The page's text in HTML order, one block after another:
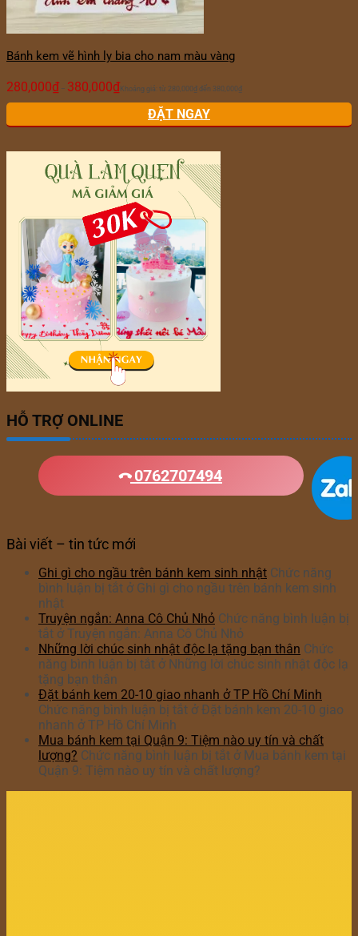
Bánh kem vẽ hình ly bia cho nam màu vàng
280,000₫ – 380,000₫ Khoảng giá: từ 280,000₫ đến 380,000₫
ĐẶT NGAY
HỖ TRỢ ONLINE
0762707494
Bài viết – tin tức mới
Ghi gì cho ngầu trên bánh kem sinh nhật Chức năng
bình luận bị tắt ở Ghi gì cho ngầu trên bánh kem sinh
nhật
Truyện ngắn: Anna Cô Chủ Nhỏ Chức năng bình luận bị
tắt ở Truyện ngắn: Anna Cô Chủ Nhỏ
Những lời chúc sinh nhật độc lạ tặng bạn thân Chức
năng bình luận bị tắt ở Những lời chúc sinh nhật độc lạ
tặng bạn thân
Đặt bánh kem 20-10 giao nhanh ở TP Hồ Chí Minh
Chức năng bình luận bị tắt ở Đặt bánh kem 20-10 giao
nhanh ở TP Hồ Chí Minh
Mua bánh kem tại Quận 9: Tiệm nào uy tín và chất
lượng? Chức năng bình luận bị tắt ở Mua bánh kem tại
Quận 9: Tiệm nào uy tín và chất lượng?